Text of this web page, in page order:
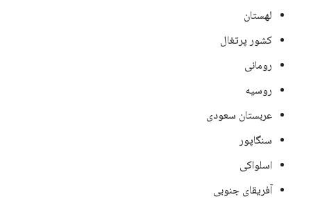
لهستان
کشور پرتغال
رومانی
روسیه
عربستان سعودی
سنگاپور
اسلواکی
آفریقای جنوبی